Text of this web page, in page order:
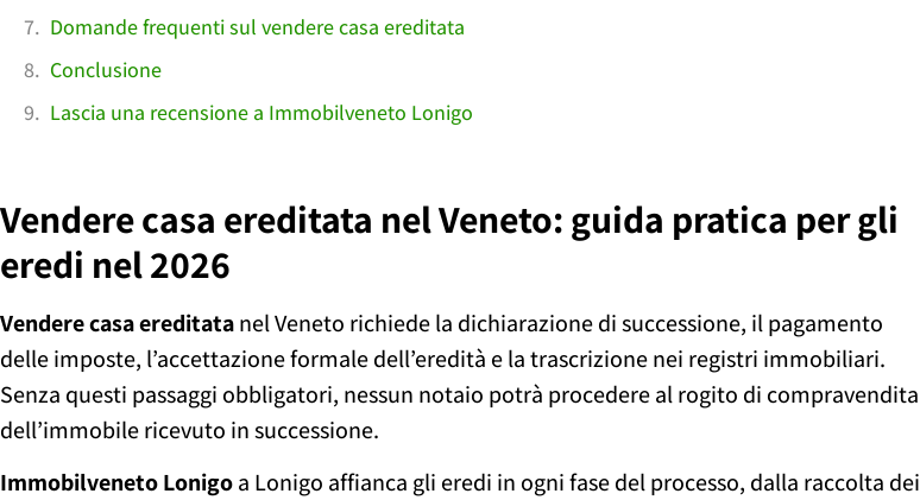
Domande frequenti sul vendere casa ereditata
Conclusione
Lascia una recensione a Immobilveneto Lonigo
Vendere casa ereditata nel Veneto: guida pratica per gli
eredi nel 2026
Vendere casa ereditatanel Veneto richiede la dichiarazione di successione, il pagamento
delle imposte, l’accettazione formale dell’eredità e la trascrizione nei registri immobiliari.
Senza questi passaggi obbligatori, nessun notaio potrà procedere al rogito di compravendita
dell’immobile ricevuto in successione.
Immobilveneto Lonigoa Lonigo affianca gli eredi in ogni fase del processo, dalla raccolta dei